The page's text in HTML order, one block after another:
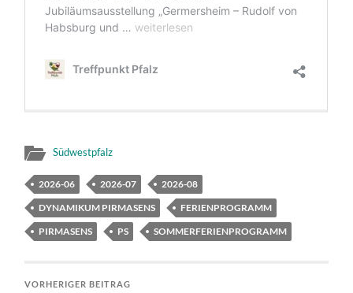
Südwestpfalz
2026-06 2026-07
2026-08
DYNAMIKUM PIRMASENS
FERIENPROGRAMM
PIRMASENS
PS SOMMERFERIENPROGRAMM
VORHERIGER BEITRAG